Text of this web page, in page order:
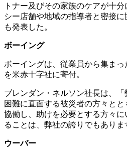
トナー及びその家族のケアが十
シー店舗や地域の指導者と密接
も発表した。
ボーイング
ボーイングは、従業員から集ま
を米赤十字社に寄付。
ブレンダン・ネルソン社長は、「
困難に直面する被災者の方々と
協働し、助けを必要とする方々
ることは、弊社の誇りでもありま
ウーバー